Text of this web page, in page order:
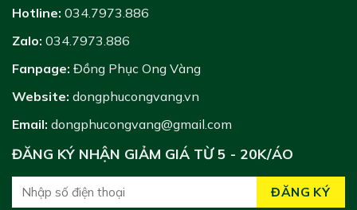
Hotline: 034.7973.886
Zalo: 034.7973.886
Fanpage: Đồng Phục Ong Vàng
Website: dongphucongvang.vn
Email: dongphucongvang@gmail.com
ĐĂNG KÝ NHẬN GIẢM GIÁ TỪ 5 - 20K/ÁO